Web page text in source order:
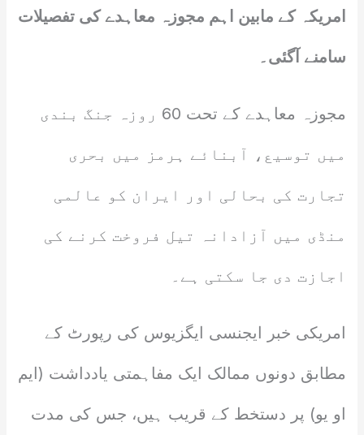
امریکہ کے مابین اہم مجوزہ معاہدے کی تفصیلات
سامنے آگئی۔
مجوزہ معاہدے کے تحت 60 روزہ جنگ بندی
میں توسیع، آبنائے ہرمز میں بحری
تجارت کی بحالی اور ایران کو عالمی
منڈی میں آزادانہ تیل فروخت کرنے کی
اجازت دی جا سکتی ہے۔
امریکی خبر ایجنسی ایگزیوس کی رپورٹ کے
مطابق دونوں ممالک ایک مفاہمتی یادداشت (ایم
او یو) پر دستخط کے قریب ہیں، جس کی مدت